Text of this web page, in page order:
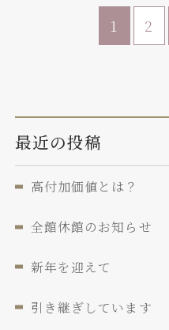
1 2
最近の投稿
高付加価値とは？
全館休館のお知らせ
新年を迎えて
引き継ぎしています